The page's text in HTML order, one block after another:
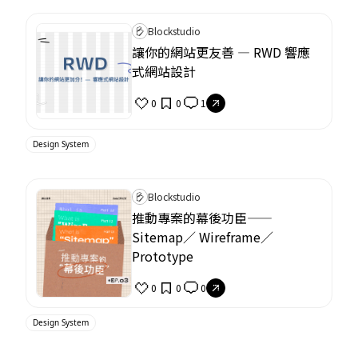
Blockstudio
讓你的網站更友善 — RWD 響應
式網站設計
0 0 1
Design System
Blockstudio
推動專案的幕後功臣——
Sitemap／ Wireframe／
Prototype
0 0 0
Design System